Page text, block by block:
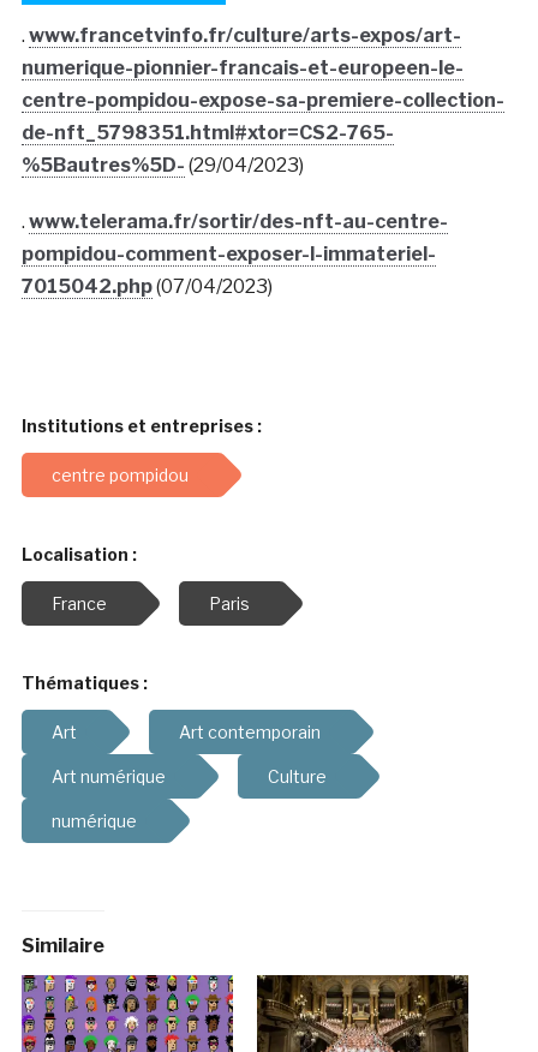
. www.francetvinfo.fr/culture/arts-expos/art-
numerique-pionnier-francais-et-europeen-le-
centre-pompidou-expose-sa-premiere-collection-
de-nft_5798351.html#xtor=CS2-765-
%5Bautres%5D- (29/04/2023)
. www.telerama.fr/sortir/des-nft-au-centre-
pompidou-comment-exposer-l-immateriel-
7015042.php(07/04/2023)
Institutions et entreprises :
centre pompidou
Localisation :
France Paris
Thématiques :
Art Art contemporain
Art numérique Culture
numérique
Similaire